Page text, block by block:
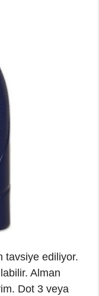
tavsiye ediliyor.
Alman
Dot 3 veya